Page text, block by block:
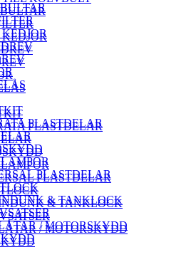
PLASTDELAR
PLASTDELAR
& TANKLOCK
/ MOTORSKYDD
PLASTDELAR
PLASTDELAR
& TANKLOCK
/ MOTORSKYDD